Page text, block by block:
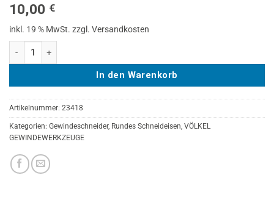
10,00 €
inkl. 19 % MwSt. zzgl. Versandkosten
VÖLKEL Schneideisen VS, HSS, DIN 223, UNC 3/8" Menge
In den Warenkorb
Artikelnummer: 23418
Kategorien: Gewindeschneider, Rundes Schneideisen, VÖLKEL
GEWINDEWERKZEUGE